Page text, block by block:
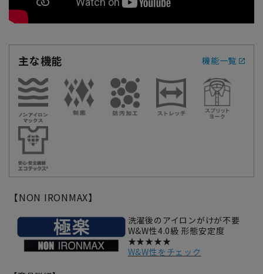
主な機能 機能一覧
【NON IRONMAX】
洗濯後のアイロンがけが不要
W&W性4.0級 形態安定度
★★★★★
W&W性をチェック